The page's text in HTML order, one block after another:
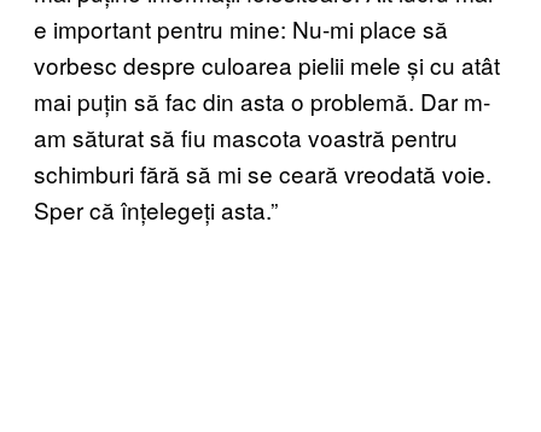
e important pentru mine: Nu-mi place să
vorbesc despre culoarea pielii mele și cu atât
mai puțin să fac din asta o problemă. Dar m-
am săturat să fiu mascota voastră pentru
schimburi fără să mi se ceară vreodată voie.
Sper că înțelegeți asta.”